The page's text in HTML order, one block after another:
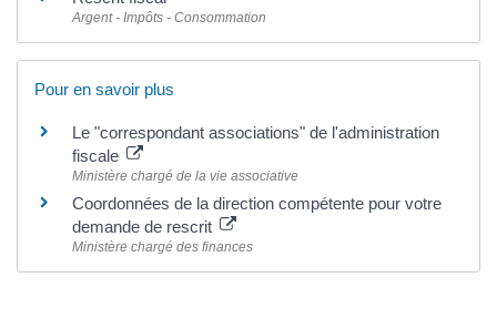
Argent - Impôts - Consommation
Pour en savoir plus
Le "correspondant associations" de l'administration
fiscale
Ministère chargé de la vie associative
Coordonnées de la direction compétente pour votre
demande de rescrit
Ministère chargé des finances